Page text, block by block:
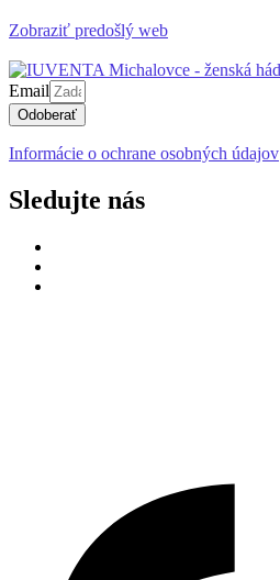
Zobraziť predošlý web
Email
Odoberať
Informácie o ochrane osobných údajov
Sledujte nás